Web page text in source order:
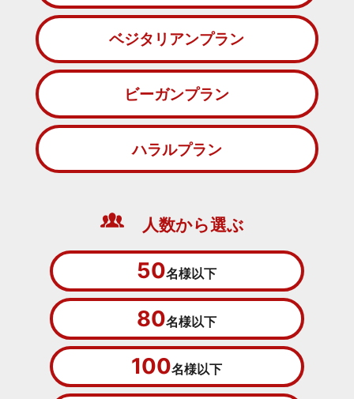
ベジタリアンプラン
ビーガンプラン
ハラルプラン
人数から選ぶ
50名様以下
80名様以下
100名様以下